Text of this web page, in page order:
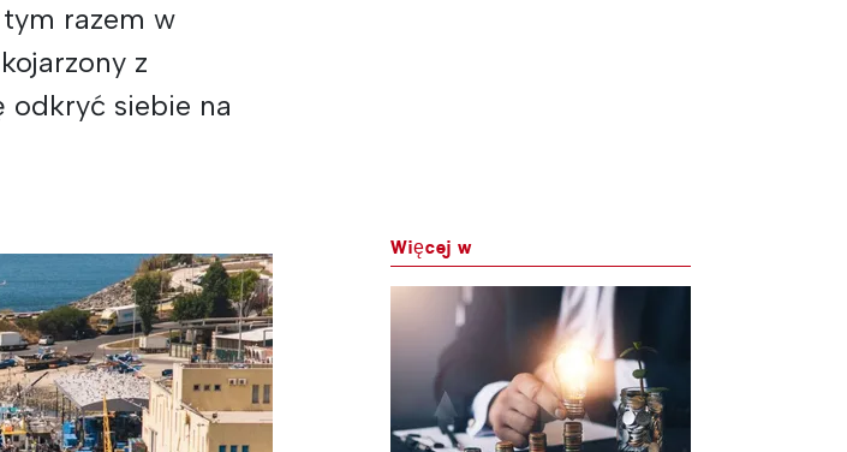
razem w
z
odkryć siebie na
Więcej w